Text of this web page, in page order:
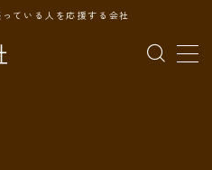
ている人を応援する会社